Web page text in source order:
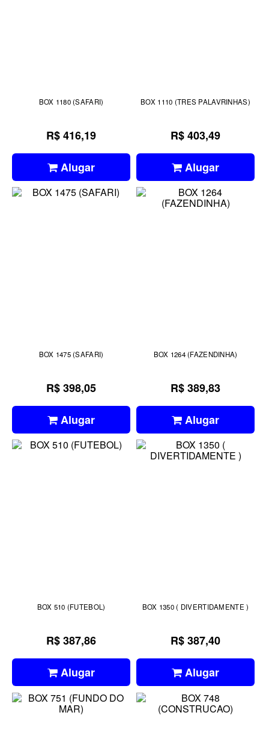
BOX 1180 (SAFARI)
R$ 416,19
Alugar
BOX 1110 (TRES PALAVRINHAS)
R$ 403,49
Alugar
BOX 1475 (SAFARI)
R$ 398,05
Alugar
BOX 1264 (FAZENDINHA)
R$ 389,83
Alugar
BOX 510 (FUTEBOL)
R$ 387,86
Alugar
BOX 1350 ( DIVERTIDAMENTE )
R$ 387,40
Alugar